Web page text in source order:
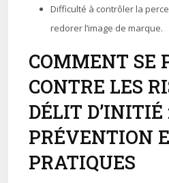
Difficulté à contrôler la
redorer l’image de marque.
COMMENT SE
CONTRE LES
DÉLIT D’INITIÉ
PRÉVENTION
PRATIQUES